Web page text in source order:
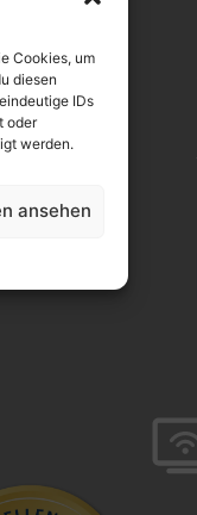
Cookies, um
diesen
IDs
oder
werden.
ansehen